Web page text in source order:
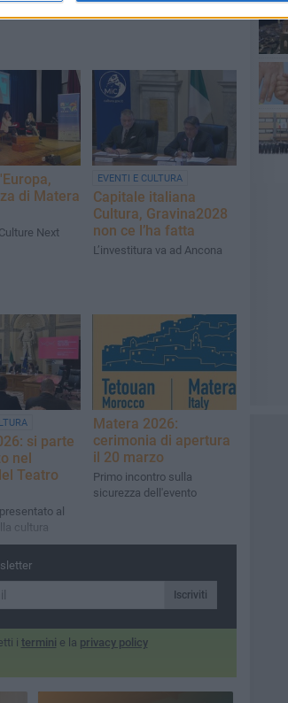
di Matera
Next
EVENTI E CULTURA
Capitale italiana
Cultura, Gravina2028
non ce l’ha fatta
L’investitura va ad Ancona
si parte
nel
Teatro
al
cultura
Matera 2026:
cerimonia di apertura
il 20 marzo
Primo incontro sulla
sicurezza dell'evento
Iscriviti
i termini e la privacy policy